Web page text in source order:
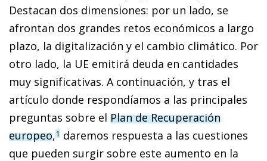
Destacan dos dimensiones: por un lado, se
afrontan dos grandes retos económicos a largo
plazo, la digitalización y el cambio climático. Por
otro lado, la UE emitirá deuda en cantidades
muy significativas. A continuación, y tras el
artículo donde respondíamos a las principales
preguntas sobre el Plan de Recuperación
europeo,1 daremos respuesta a las cuestiones
que pueden surgir sobre este aumento en la